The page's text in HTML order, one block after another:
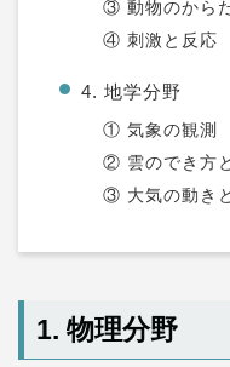
③ 動物のから
④ 刺激と反応
4. 地学分野
① 気象の観測
② 雲のでき方
③ 大気の動き
1. 物理分野